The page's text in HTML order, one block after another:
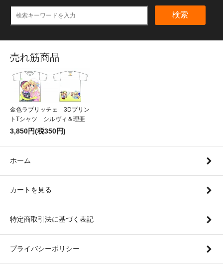
検索
売れ筋商品
金色ラブリッチェ 3Dプリン
トTシャツ シルヴィ＆理亜
3,850円(税350円)
ホーム
カートを見る
特定商取引法に基づく表記
プライバシーポリシー